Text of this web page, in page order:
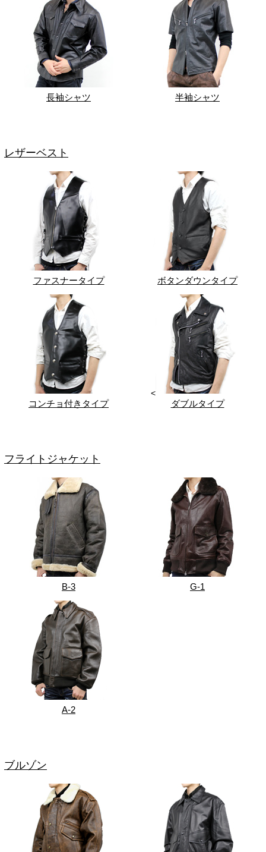
長袖シャツ 半袖シャツ
レザーベスト
ファスナータイプ ボタンダウンタイプ
コンチョ付きタイプ
<
ダブルタイプ
フライトジャケット
B-3 G-1
A-2
ブルゾン